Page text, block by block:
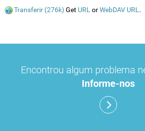
Transferir (276k) Get URL orWebDAV URL .
Encontrou algum problema
Informe-nos